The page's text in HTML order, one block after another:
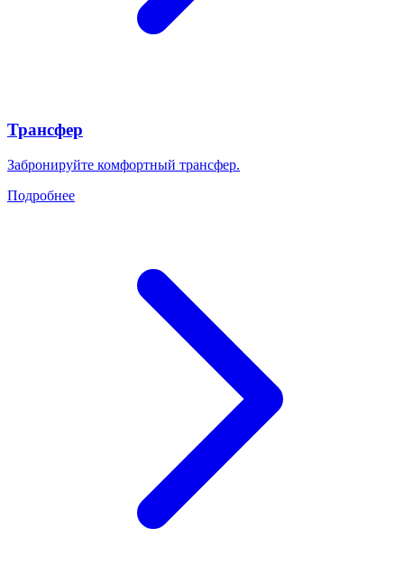
Трансфер
Забронируйте комфортный трансфер.
Подробнее